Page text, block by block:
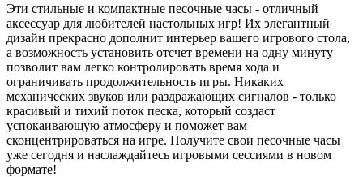
Эти стильные и компактные песочные часы - отличный
аксессуар для любителей настольных игр! Их элегантный
дизайн прекрасно дополнит интерьер вашего игрового стола,
а возможность установить отсчет времени на одну минуту
позволит вам легко контролировать время хода и
ограничивать продолжительность игры. Никаких
механических звуков или раздражающих сигналов - только
красивый и тихий поток песка, который создаст
успокаивающую атмосферу и поможет вам
сконцентрироваться на игре. Получите свои песочные часы
уже сегодня и наслаждайтесь игровыми сессиями в новом
формате!